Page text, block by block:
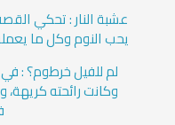
عشبة النار : تحكي
يحب النوم وكل ما
لم للفيل خرطوم؟ :
وكانت رائحته كريهة،